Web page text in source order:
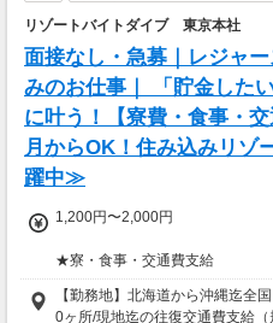
リゾートバイトダイブ 東京本社
面接なし・急募｜レジャ
みのお仕事｜ 「貯金した
に叶う！【寮費・食事・
月からOK！住み込みリゾ
躍中≫
1,200円〜2,000円
★寮・食事・交通費支給
住み込みのお仕事のため、以下
す。
【勤務地】北海道から沖縄迄全
0ヶ所/現地迄の往復交通費支給（